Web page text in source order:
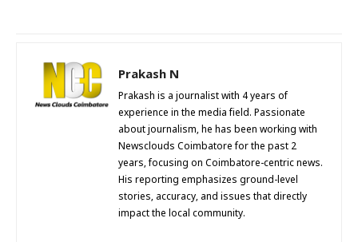
Prakash N
Prakash is a journalist with 4 years of
experience in the media field. Passionate
about journalism, he has been working with
Newsclouds Coimbatore for the past 2
years, focusing on Coimbatore-centric news.
His reporting emphasizes ground-level
stories, accuracy, and issues that directly
impact the local community.